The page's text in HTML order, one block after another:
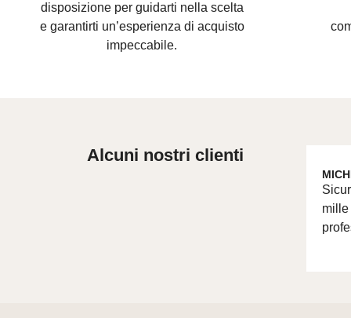
disposizione per guidarti nella scelta
e garantirti un’esperienza di acquisto
impeccabile.
Alcuni nostri clienti
mille